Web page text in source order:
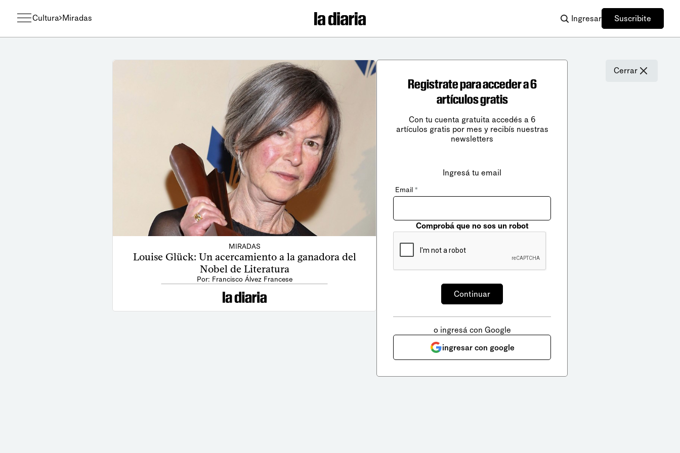
Cultura Miradas Ingresar Suscribite
MIRADAS
Louise Glück: Un acercamiento a la ganadora del
Nobel de Literatura
Por: Francisco Álvez Francese
Cerrar
Registrate para acceder a 6
artículos gratis
Con tu cuenta gratuita accedés a 6
artículos gratis por mes y recibís nuestras
newsletters
Ingresá tu email
Email *
Comprobá que no sos un robot
o ingresá con Google
ingresar con google